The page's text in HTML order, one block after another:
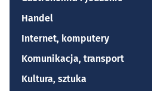
Handel
Internet, komputery
Komunikacja, transport
Kultura, sztuka